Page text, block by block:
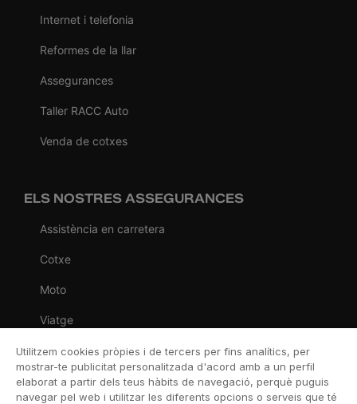
Internet i telefonia
Reformes de la llar
Assegurances
Taller RACC Auto
Venda de cotxes
ELS NOSTRES ASSEGURANCES
Assistència en carretera
Cotxe
Moto
Viatge
Llar
Vida
Utilitzem cookies pròpies i de tercers per fins analítics, per
mostrar-te publicitat personalitzada d'acord amb a un perfil
elaborat a partir dels teus hàbits de navegació, perquè puguis
navegar pel web i utilitzar les diferents opcions o serveis que té